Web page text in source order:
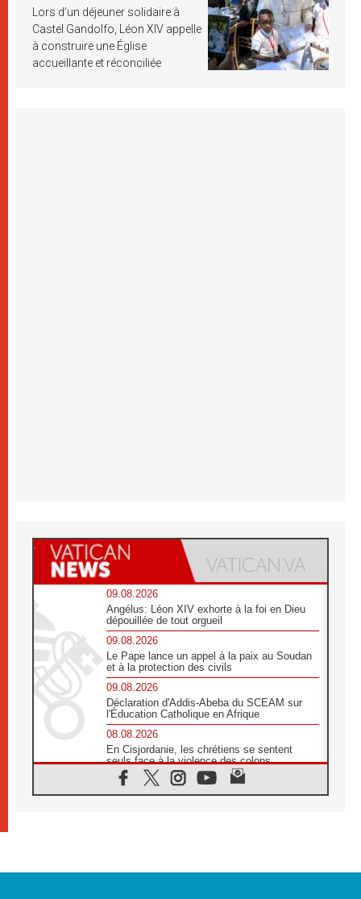
Lors d’un déjeuner solidaire à
Castel Gandolfo, Léon XIV appelle
à construire une Église
accueillante et réconciliée
09.08.2026
Angélus: Léon XIV exhorte à la foi en Dieu
dépouillée de tout orgueil
09.08.2026
Le Pape lance un appel à la paix au Soudan
et à la protection des civils
09.08.2026
Déclaration d'Addis-Abeba du SCEAM sur
l'Éducation Catholique en Afrique
08.08.2026
En Cisjordanie, les chrétiens se sentent
seuls face à la violence des colons
08.08.2026
Léon XIV au sanctuaire de Notre Dame du
08.08.2026